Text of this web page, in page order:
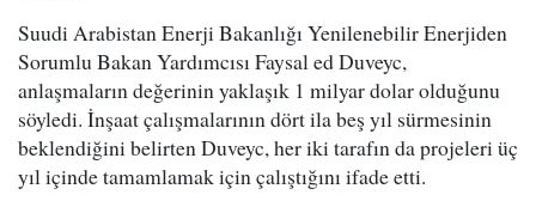
Suudi Arabistan Enerji Bakanlığı Yenilenebilir Enerjiden
Sorumlu Bakan Yardımcısı Faysal ed Duveyc,
anlaşmaların değerinin yaklaşık 1 milyar dolar olduğunu
söyledi. İnşaat çalışmalarının dört ila beş yıl sürmesinin
beklendiğini belirten Duveyc, her iki tarafın da projeleri üç
yıl içinde tamamlamak için çalıştığını ifade etti.